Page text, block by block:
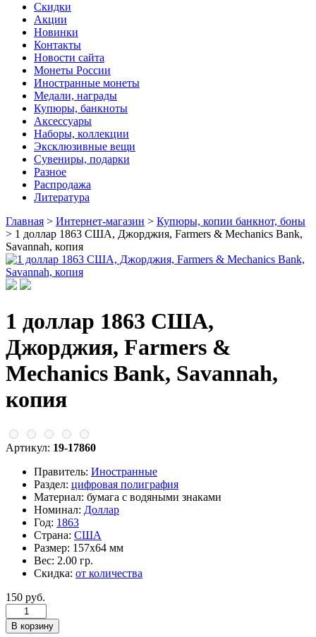
Скидки
Акции
Новинки
Контакты
Новости сайта
Монеты России
Иностранные монеты
Медали, награды
Купюры, банкноты
Аксессуары
Наборы, коллекции
Эксклюзивные вещи
Сувениры, подарки
Разное
Распродажа
Литература
Главная > Интернет-магазин > Купюры, копии банкнот, боны
> 1 доллар 1863 США, Джорджия, Farmers & Mechanics Bank,
Savannah, копия
1 доллар 1863 США,
Джорджия, Farmers &
Mechanics Bank, Savannah,
копия
Артикул: 19-17860
Правитель: Иностранные
Раздел: цифровая полиграфия
Материал: бумага с водяными знаками
Номинал: Доллар
Год: 1863
Страна: США
Размер: 157х64 мм
Вес: 2.00 гр.
Скидка: от количества
150 руб.